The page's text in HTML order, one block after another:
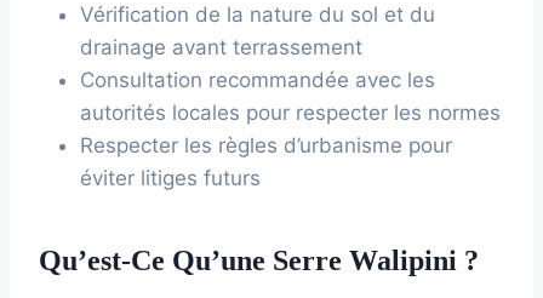
Vérification de la nature du sol et du
drainage avant terrassement
Consultation recommandée avec les
autorités locales pour respecter les normes
Respecter les règles d’urbanisme pour
éviter litiges futurs
Qu’est-Ce Qu’une Serre Walipini ?